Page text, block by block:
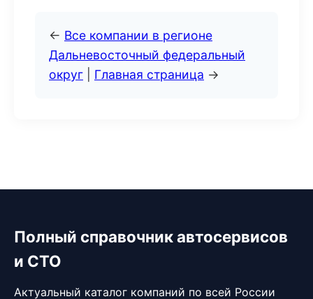
← Все компании в регионе
Дальневосточный федеральный
округ
Главная страница →
Полный справочник автосервисов
и СТО
Актуальный каталог компаний по всей России